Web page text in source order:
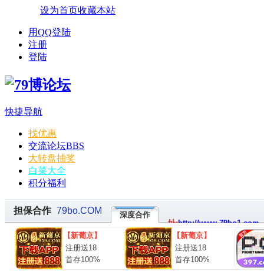
设为首页收藏本站
用QQ登陆
注册
登陆
快捷导航
找优惠
交流论坛BBS
大转盘抽奖
白菜大全
积分福利